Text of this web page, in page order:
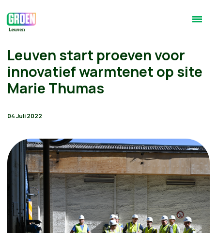
Leuven start proeven voor
innovatief warmtenet op site
Marie Thumas
04 Juli 2022